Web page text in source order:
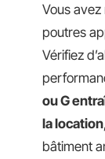
Vous
poutres
Vérifiez
ou G
la location
bâtiment